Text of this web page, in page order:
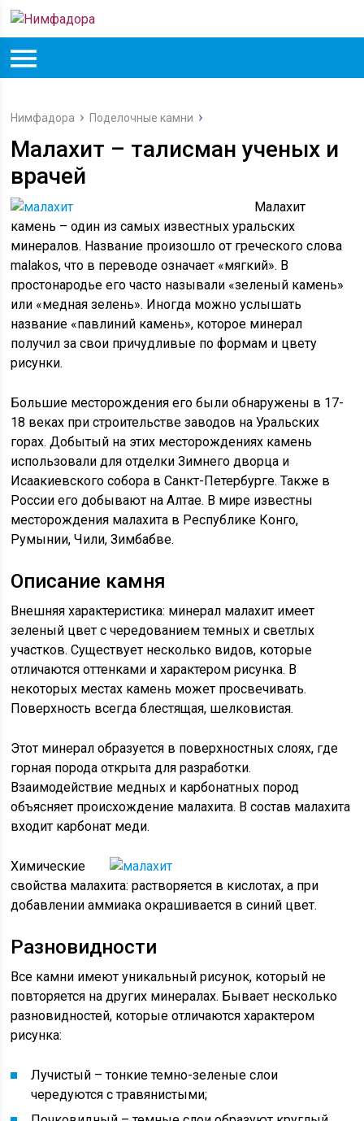
Нимфадора Поделочные камни
Малахит – талисман ученых и
врачей
Малахит
камень – один из самых известных уральских
минералов. Название произошло от греческого слова
malakos, что в переводе означает «мягкий». В
простонародье его часто называли «зеленый камень»
или «медная зелень». Иногда можно услышать
название «павлиний камень», которое минерал
получил за свои причудливые по формам и цвету
рисунки.
Большие месторождения его были обнаружены в 17-
18 веках при строительстве заводов на Уральских
горах. Добытый на этих месторождениях камень
использовали для отделки Зимнего дворца и
Исаакиевского собора в Санкт-Петербурге. Также в
России его добывают на Алтае. В мире известны
месторождения малахита в Республике Конго,
Румынии, Чили, Зимбабве.
Описание камня
Внешняя характеристика: минерал малахит имеет
зеленый цвет с чередованием темных и светлых
участков. Существует несколько видов, которые
отличаются оттенками и характером рисунка. В
некоторых местах камень может просвечивать.
Поверхность всегда блестящая, шелковистая.
Этот минерал образуется в поверхностных слоях, где
горная порода открыта для разработки.
Взаимодействие медных и карбонатных пород
объясняет происхождение малахита. В состав малахита
входит карбонат меди.
Химические
свойства малахита: растворяется в кислотах, а при
добавлении аммиака окрашивается в синий цвет.
Разновидности
Все камни имеют уникальный рисунок, который не
повторяется на других минералах. Бывает несколько
разновидностей, которые отличаются характером
рисунка:
Лучистый – тонкие темно-зеленые слои
чередуются с травянистыми;